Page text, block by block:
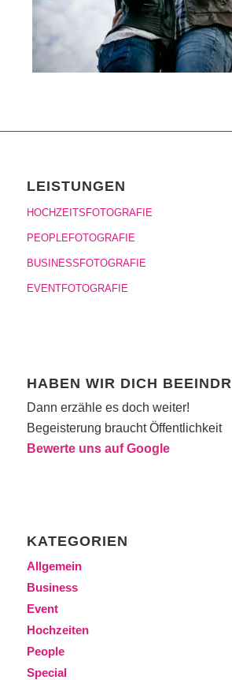
LEISTUNGEN
HOCHZEITSFOTOGRAFIE
PEOPLEFOTOGRAFIE
BUSINESSFOTOGRAFIE
EVENTFOTOGRAFIE
HABEN WIR DICH
Dann erzähle es doch weiter!
Begeisterung braucht Öffentlichkeit
Bewerte uns auf Google
KATEGORIEN
Allgemein
Business
Event
Hochzeiten
People
Special